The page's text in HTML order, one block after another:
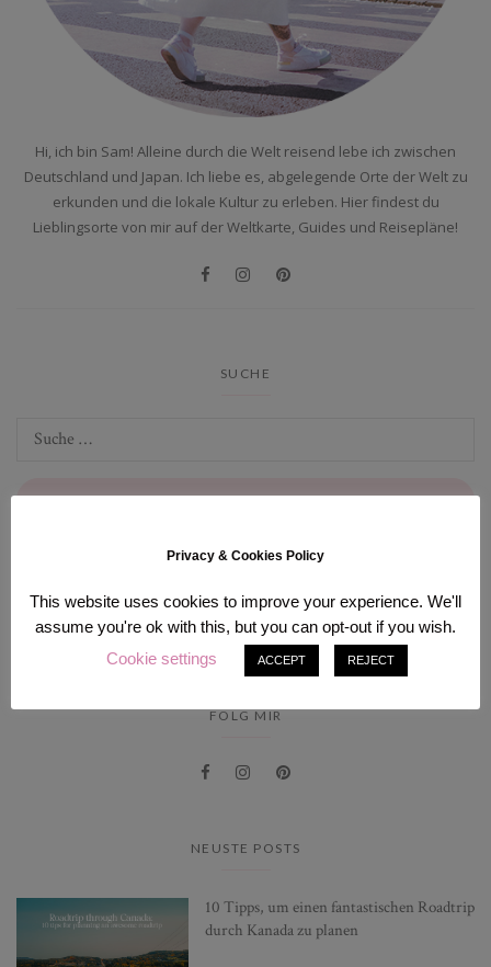
Hi, ich bin Sam! Alleine durch die Welt reisend lebe ich zwischen
Deutschland und Japan. Ich liebe es, abgelegende Orte der Welt zu
erkunden und die lokale Kultur zu erleben. Hier findest du
Lieblingsorte von mir auf der Weltkarte, Guides und Reisepläne!
SUCHE
[instagram-feed num=9 cols=3].
FOLG MIR
NEUSTE POSTS
10 Tipps, um einen fantastischen Roadtrip
durch Kanada zu planen
Privacy & Cookies Policy
This website uses cookies to improve your experience. We'll
assume you're ok with this, but you can opt-out if you wish.
Cookie settings
ACCEPT REJECT